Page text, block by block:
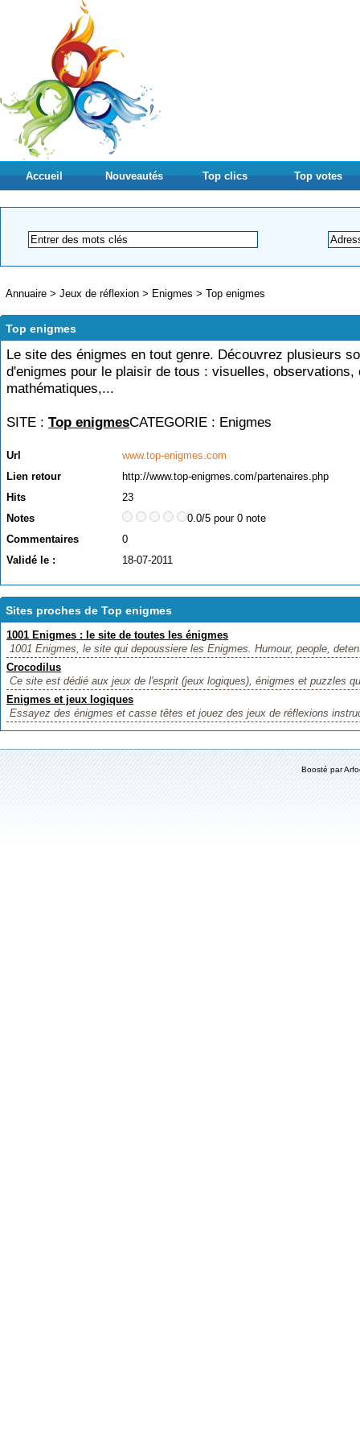
Accueil Nouveautés Top clics Top votes
Annuaire > Jeux de réflexion > Enigmes > Top enigmes
Top enigmes
Le site des énigmes en tout genre. Découvrez plusieurs
d'enigmes pour le plaisir de tous : visuelles, observations,
mathématiques,...
SITE : Top enigmesCATEGORIE : Enigmes
Url
www.top-enigmes.com
Lien retour
http://www.top-enigmes.com/partenaires.php
Hits
23
Notes
0.0/5 pour 0 note
Commentaires
0
Validé le :
18-07-2011
Sites proches de Top enigmes
1001 Enigmes : le site de toutes les énigmes
1001 Enigmes, le site qui depoussiere les Enigmes. Humour, people,
Crocodilus
Ce site est dédié aux jeux de l'esprit (jeux logiques), énigmes et puzzles
Enigmes et jeux logiques
Essayez des énigmes et casse têtes et jouez des jeux de réflexions
Boosté par